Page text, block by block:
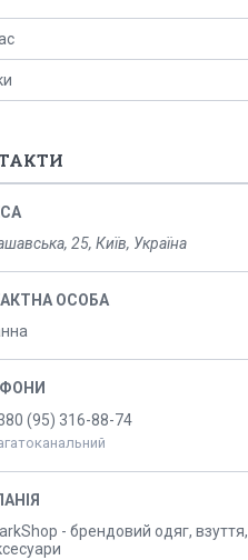
25, Київ, Україна
(95) 316-88-74
- брендовий одяг, взуття,